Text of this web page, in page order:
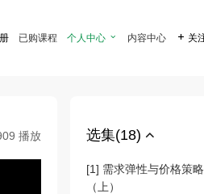
已购课程 个人中心  内容中心  关
播放 选集(18)
[1] 需求弹性与价格策略
（上）